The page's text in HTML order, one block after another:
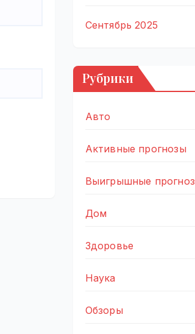
Сентябрь 2025
Рубрики
Авто
Активные прогнозы
Выигрышные
Дом
Здоровье
Наука
Обзоры